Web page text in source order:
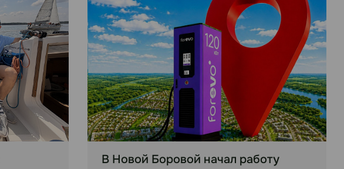
В Новой Боровой начал работу